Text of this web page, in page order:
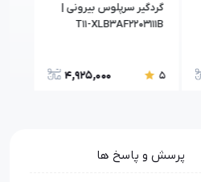
گردگیر سرپلوس بیرونی |
T11-XLB3AF2203111B
5
4,925,000
پرسش و پاسخ ها